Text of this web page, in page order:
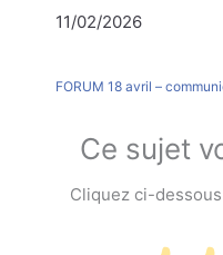
11/02/2026
FORUM 18 avril –
Ce sujet
Cliquez ci-